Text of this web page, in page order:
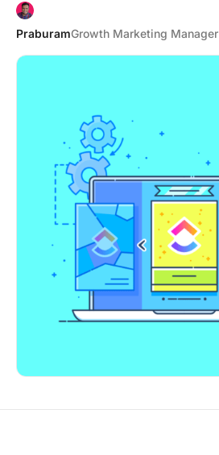
PraburamGrowth Marketing Manager